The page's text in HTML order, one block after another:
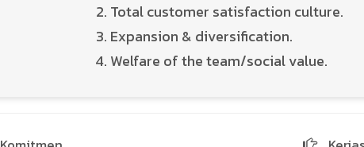
Total customer satisfaction culture.
Expansion & diversification.
Welfare of the team/social value.